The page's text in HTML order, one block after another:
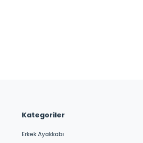
Kategoriler
Erkek Ayakkabı